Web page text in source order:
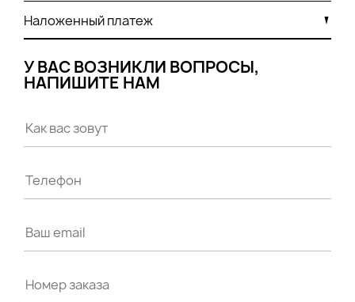
Наложенный платеж
У ВАС ВОЗНИКЛИ ВОПРОСЫ,
НАПИШИТЕ НАМ